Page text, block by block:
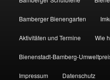
Bamberger Bienengarten
Aktivitäten und Termine Wie
Bienenstadt-Bamberg-
Impressum Datenschutz